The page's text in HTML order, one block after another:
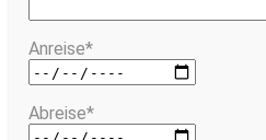
Anreise*
Abreise*